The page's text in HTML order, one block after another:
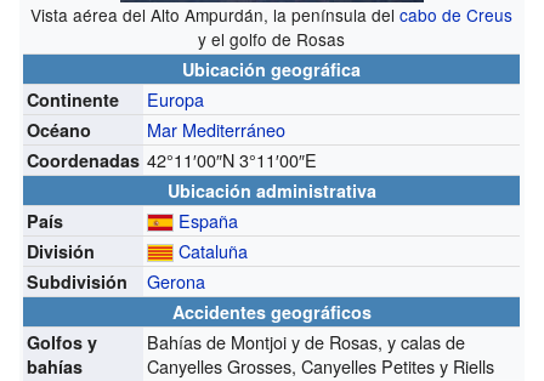
Vista aérea del Alto Ampurdán, la península delcabo de Creus
y el golfo de Rosas
Ubicación geográfica
Continente
Europa
Océano Mar Mediterráneo
Coordenadas 42°11′00″N3°11′00″E
Ubicación administrativa
País
España
División Cataluña
Subdivisión Gerona
Accidentes geográficos
Golfos y
bahías
Bahías de Montjoi y de Rosas, y calas de
Canyelles Grosses, Canyelles Petites y Riells